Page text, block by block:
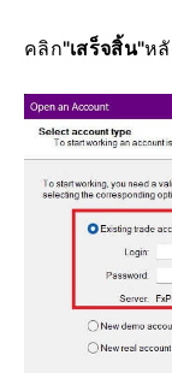
คลิก"เสร็จสิ้น"ห